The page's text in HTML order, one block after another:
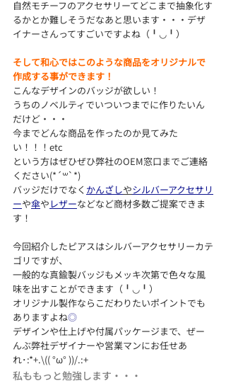
自然モチーフのアクセサリーてどこまで抽象化す
るかとか難しそうだなあと思います・・・デザ
イナーさんってすごいですよね（╹◡╹）
そして和心ではこのような商品をオリジナルで
作成する事ができます！
こんなデザインのバッジが欲しい！
うちのノベルティでいついつまでに作りたいん
だけど・・・
今までどんな商品を作ったのか見てみた
い！！！etc
という方はぜひぜひ弊社のOEM窓口までご連絡
ください(*´꒳`*)
バッジだけでなく かんざしやシルバーアクセサリ
ーや傘や レザーなどなど商材多数ご提案できま
す！
今回紹介したピアスはシルバーアクセサリーカテ
ゴリですが、
一般的な真鍮製バッジもメッキ次第で色々な風
味を出すことができます（╹◡╹）
オリジナル製作ならこだわりたいポイントでも
ありますよね◎
デザインや仕上げや付属パッケージまで、ぜー
んぶ弊社デザイナーや営業マンにお任せあ
れ･:*+.\(( °ω° ))/.:+
私ももっと勉強します・・・